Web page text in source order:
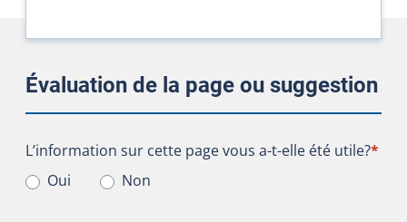
Évaluation de la page ou suggestion
L’information sur cette page vous a-t-elle été utile?
L’information sur cette page vous a-t-elle été utile?*
Oui
Non